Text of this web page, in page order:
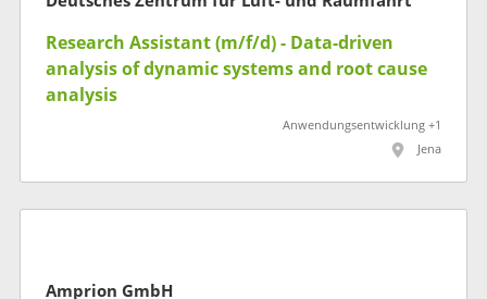
Research Assistant (m/f/d) - Data-driven
analysis of dynamic systems and root cause
analysis
Anwendungsentwicklung +1
Jena
Amprion GmbH